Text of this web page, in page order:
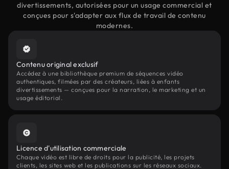
divertissements, autorisées pour un usage commercial et
conçues pour s'adapter aux flux de travail de contenu
modernes.
Contenu original exclusif
Accédez à une bibliothèque premium de séquences vidéo
authentiques, filmées par des créateurs, liées à enfants
divertissements — conçues pour la narration, le marketing et un
usage éditorial.
Licence d'utilisation commerciale
Chaque vidéo est libre de droits pour la publicité, les projets
clients, les sites web et les publications sur les réseaux sociaux.